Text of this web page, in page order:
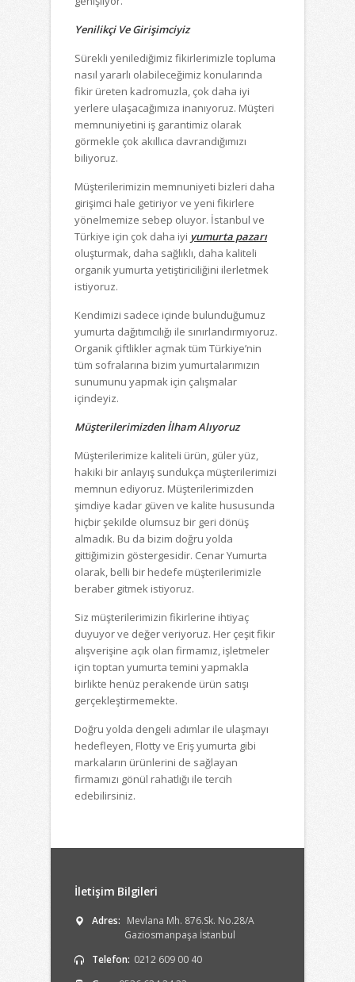
Yenilikçi Ve Girişimciyiz
Sürekli yenilediğimiz fikirlerimizle topluma
nasıl yararlı olabileceğimiz konularında
fikir üreten kadromuzla, çok daha iyi
yerlere ulaşacağımıza inanıyoruz. Müşteri
memnuniyetini iş garantimiz olarak
görmekle çok akıllıca davrandığımızı
biliyoruz.
Müşterilerimizin memnuniyeti bizleri daha
girişimci hale getiriyor ve yeni fikirlere
yönelmemize sebep oluyor. İstanbul ve
Türkiye için çok daha iyi yumurta pazarı
oluşturmak, daha sağlıklı, daha kaliteli
organik yumurta yetiştiriciliğini ilerletmek
istiyoruz.
Kendimizi sadece içinde bulunduğumuz
yumurta dağıtımcılığı ile sınırlandırmıyoruz.
Organik çiftlikler açmak tüm Türkiye’nin
tüm sofralarına bizim yumurtalarımızın
sunumunu yapmak için çalışmalar
içindeyiz.
Müşterilerimizden İlham Alıyoruz
Müşterilerimize kaliteli ürün, güler yüz,
hakiki bir anlayış sundukça müşterilerimizi
memnun ediyoruz. Müşterilerimizden
şimdiye kadar güven ve kalite hususunda
hiçbir şekilde olumsuz bir geri dönüş
almadık. Bu da bizim doğru yolda
gittiğimizin göstergesidir. Cenar Yumurta
olarak, belli bir hedefe müşterilerimizle
beraber gitmek istiyoruz.
Siz müşterilerimizin fikirlerine ihtiyaç
duyuyor ve değer veriyoruz. Her çeşit fikir
alışverişine açık olan firmamız, işletmeler
için toptan yumurta temini yapmakla
birlikte henüz perakende ürün satışı
gerçekleştirmemekte.
Doğru yolda dengeli adımlar ile ulaşmayı
hedefleyen, Flotty ve Eriş yumurta gibi
markaların ürünlerini de sağlayan
firmamızı gönül rahatlığı ile tercih
edebilirsiniz.
İletişim Bilgileri
Adres: Mevlana Mh. 876.Sk. No.28/A
Gaziosmanpaşa İstanbul
Telefon: 0212 609 00 40